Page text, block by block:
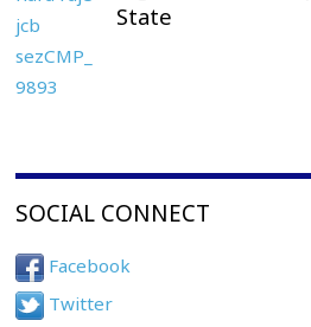
State
SOCIAL CONNECT
Facebook
Twitter